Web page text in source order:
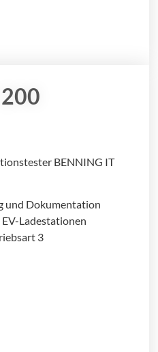
BENNING IT
und Dokumentation
Ladestationen
3